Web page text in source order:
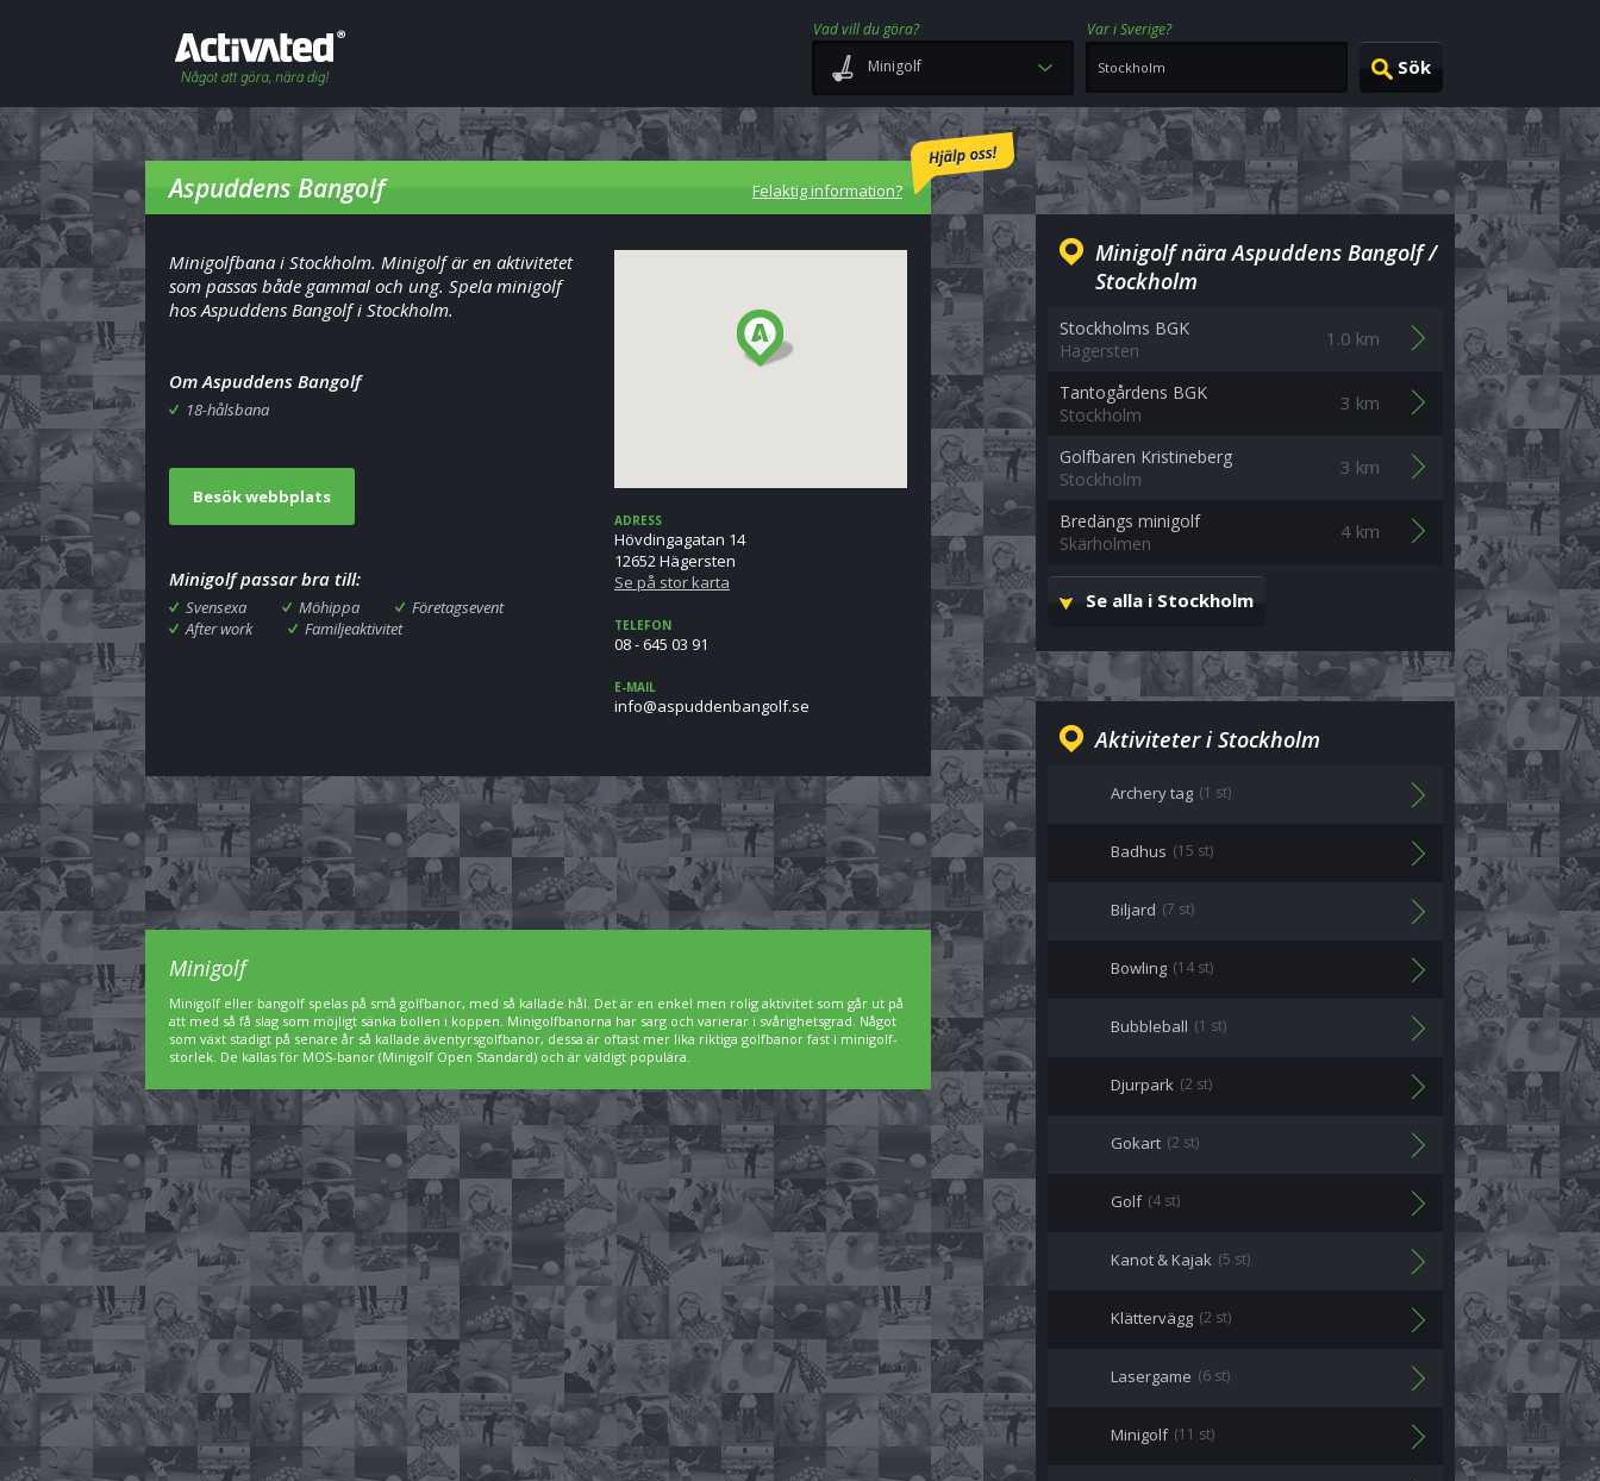
Vad vill du göra?
Var i Sverige?
Minigolf
Aspuddens Bangolf Felaktig information?
Minigolfbana i Stockholm. Minigolf är en aktivitetet
som passas både gammal och ung. Spela minigolf
hos Aspuddens Bangolf i Stockholm.
Om Aspuddens Bangolf
18-hålsbana
Besök webbplats
Minigolf passar bra till:
Svensexa Möhippa
Företagsevent
After work
Familjeaktivitet
ADRESS
Hövdingagatan 14
12652 Hägersten
Se på stor karta
TELEFON
08 - 645 03 91
E-MAIL
es.flognabneddupsa@ofni
Minigolf nära Aspuddens Bangolf /
Stockholm
Stockholms BGK
Hägersten
1.0 km
Tantogårdens BGK
Stockholm
3 km
Golfbaren Kristineberg
Stockholm
3 km
Bredängs minigolf
Skärholmen
4 km
Se alla i Stockholm
Aktiviteter i Stockholm
Archery tag (1 st)
Badhus (15 st)
Biljard (7 st)
Bowling (14 st)
Bubbleball (1 st)
Djurpark (2 st)
Gokart (2 st)
Golf (4 st)
Kanot & Kajak (5 st)
Klättervägg (2 st)
Lasergame (6 st)
Minigolf (11 st)
Minigolf
Minigolf eller bangolf spelas på små golfbanor, med så kallade hål. Det är en enkel men rolig aktivitet som går ut på
att med så få slag som möjligt sänka bollen i koppen. Minigolfbanorna har sarg och varierar i svårighetsgrad. Något
som växt stadigt på senare år så kallade äventyrsgolfbanor, dessa är oftast mer lika riktiga golfbanor fast i minigolf-
storlek. De kallas för MOS-banor (Minigolf Open Standard) och är väldigt populära.